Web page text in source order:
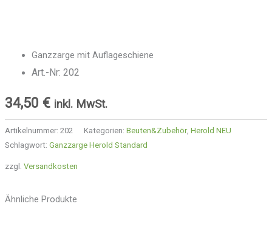
Ganzzarge mit Auflageschiene
Art.-Nr: 202
34,50 € inkl. MwSt.
Artikelnummer: 202 Kategorien: Beuten&Zubehör, Herold NEU
Schlagwort: Ganzzarge Herold Standard
zzgl. Versandkosten
Ähnliche Produkte